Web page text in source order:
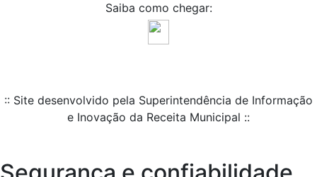
Saiba como chegar:
:: Site desenvolvido pela Superintendência de Informação
e Inovação da Receita Municipal ::